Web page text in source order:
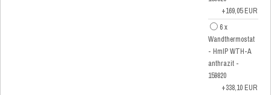
+169,05 EUR
6 x
Wandthermostat
- HmIP WTH-A
anthrazit -
159820
+338,10 EUR